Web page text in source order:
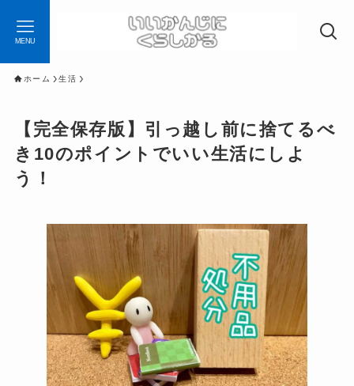
MENU
ホーム 生活
【完全保存版】引っ越し前に捨てるべ
き10のポイントでいい生活にしよ
う！